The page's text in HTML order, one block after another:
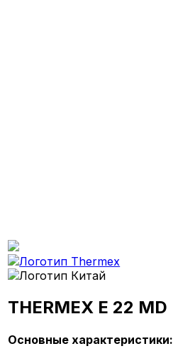
THERMEX E 22 MD
Основные характеристики: